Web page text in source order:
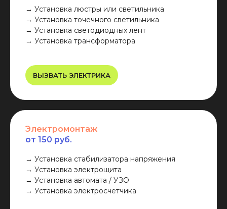
→ Установка люстры или светильника
→ Установка точечного светильника
→ Установка светодиодных лент
→ Установка трансформатора
ВЫЗВАТЬ ЭЛЕКТРИКА
Электромонтаж
от 150 руб.
→ Установка стабилизатора напряжения
→ Установка электрощита
→ Установка автомата / УЗО
→ Установка электросчетчика